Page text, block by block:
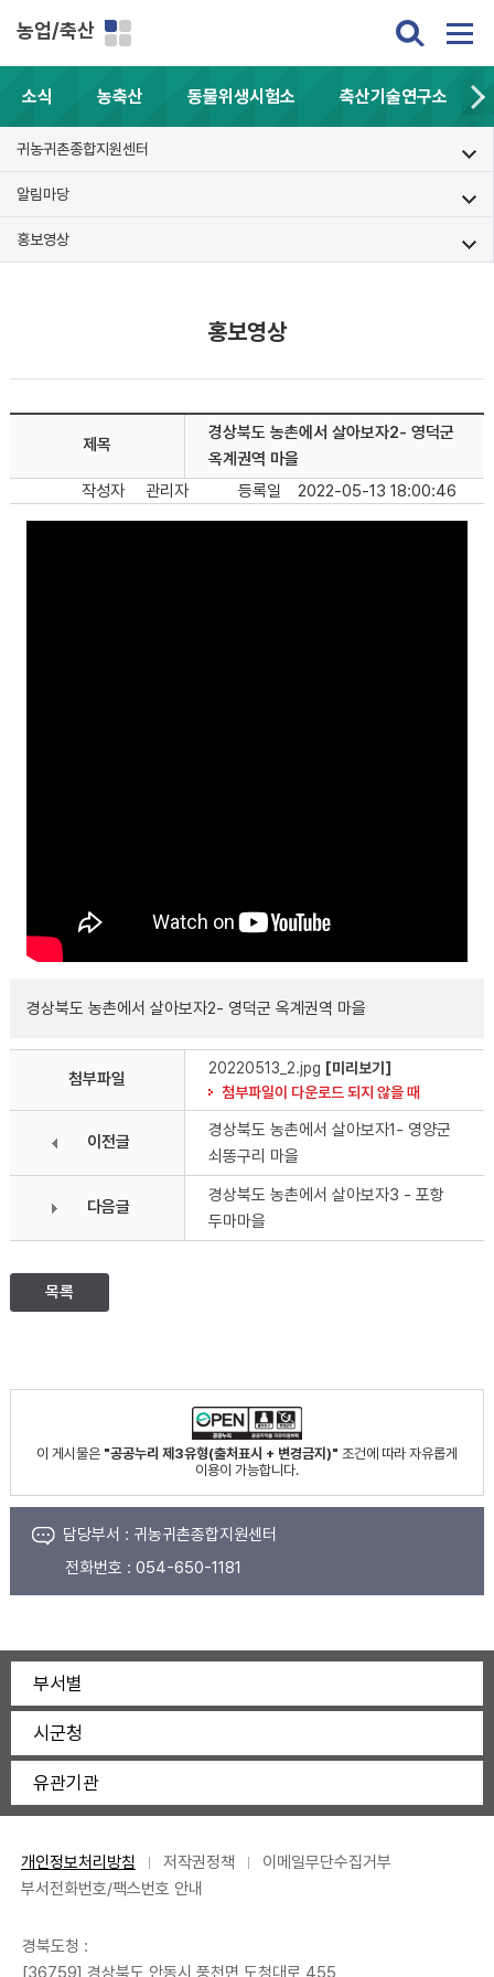
농업/축산
소식 농축산 동물위생시험소 축산기술연구소
귀농귀촌종합지원센터
알림마당
홍보영상
홍보영상
제목
경상북도 농촌에서 살아보자2- 영덕군
옥계권역 마을
등록일
2022-05-13 18:00:46
작성자 관리자
경상북도 농촌에서 살아보자2- 영덕군 옥계권역 마을
첨부파일
20220513_2.jpg [미리보기]
첨부파일이 다운로드 되지 않을 때
이전글
경상북도 농촌에서 살아보자1- 영양군
쇠똥구리 마을
다음글
경상북도 농촌에서 살아보자3 - 포항
두마마을
목록
이 게시물은 "공공누리 제3유형(출처표시 + 변경금지)" 조건에 따라 자유롭게
이용이 가능합니다.
담당부서 : 귀농귀촌종합지원센터
전화번호 : 054-650-1181
부서별
시군청
유관기관
개인정보처리방침 저작권정책
이메일무단수집거부
부서전화번호/팩스번호 안내
경북도청 :
[36759] 경상북도 안동시 풍천면 도청대로 455